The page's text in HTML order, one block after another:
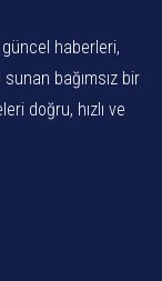
haberleri,
bağımsız bir
doğru, hızlı ve